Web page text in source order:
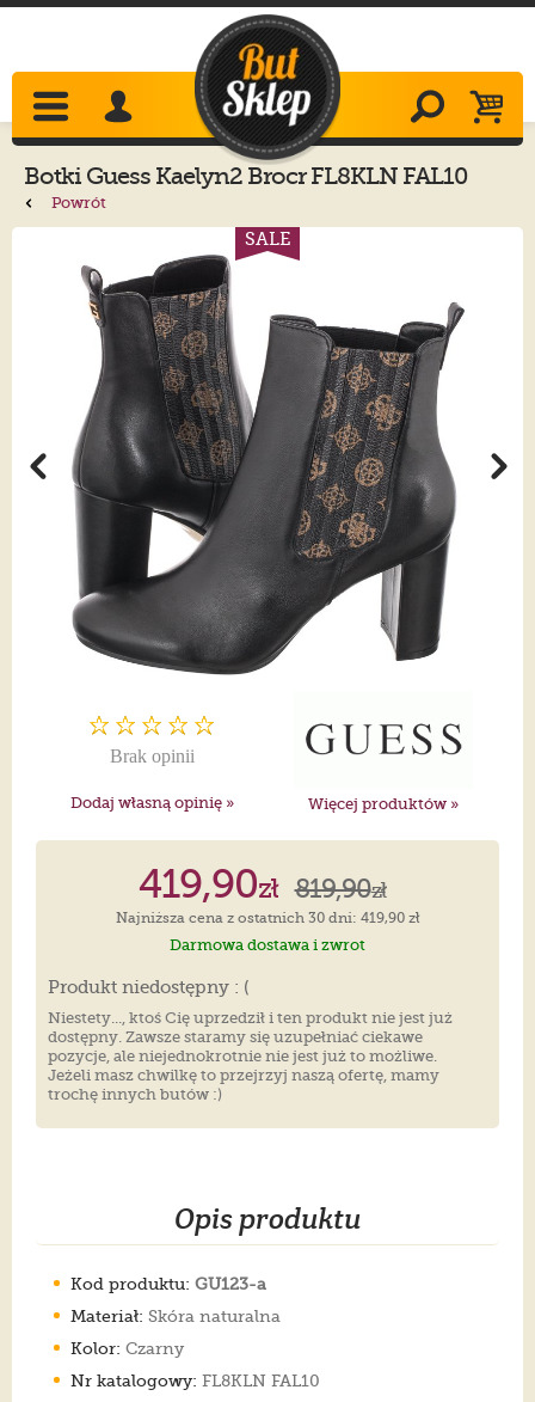
Botki Guess Kaelyn2 Brocr FL8KLN FAL10
Powrót
SALE
Brak opinii
Dodaj własną opinię » Więcej produktów »
419,90zł 819,90zł
Najniższa cena z ostatnich 30 dni: 419,90 zł
Darmowa dostawa i zwrot
Produkt niedostępny : (
Niestety..., ktoś Cię uprzedził i ten produkt nie jest już
dostępny. Zawsze staramy się uzupełniać ciekawe
pozycje, ale niejednokrotnie nie jest już to możliwe.
Jeżeli masz chwilkę to przejrzyj naszą ofertę, mamy
trochę innych butów :)
Opis produktu
Kod produktu: GU123-a
Materiał: Skóra naturalna
Kolor: Czarny
Nr katalogowy: FL8KLN FAL10